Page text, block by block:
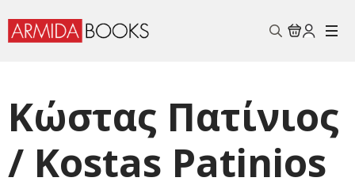
Κώστας Πατίνιος
/ Kostas Patinios